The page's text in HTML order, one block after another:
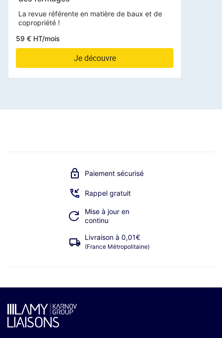
La revue référente en matière de baux et de
copropriété !
59 € HT/mois
Je découvre
Paiement sécurisé
Rappel gratuit
Mise à jour en
continu
Livraison à 0,01€
(France Métropolitaine)